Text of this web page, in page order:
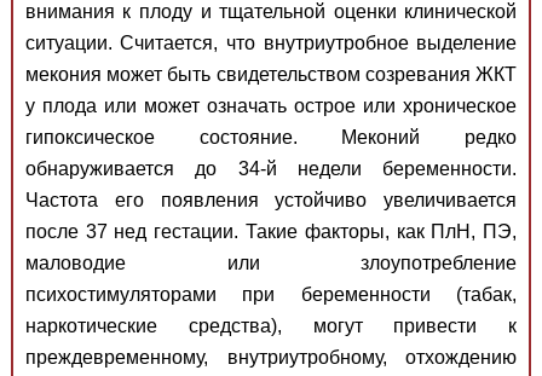
внимания к плоду и тщательной оценки клинической
ситуации. Считается, что внутриутробное выделение
мекония может быть свидетельством созревания ЖКТ
у плода или может означать острое или хроническое
гипоксическое состояние. Меконий редко
обнаруживается до 34-й недели беременности.
Частота его появления устойчиво увеличивается
после 37 нед гестации. Такие факторы, как ПлН, ПЭ,
маловодие или злоупотребление
психостимуляторами при беременности (табак,
наркотические средства), могут привести к
преждевременному, внутриутробному, отхождению